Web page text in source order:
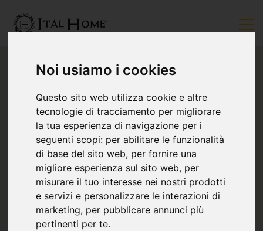
Noi usiamo i cookies
Questo sito web utilizza cookie e altre
tecnologie di tracciamento per migliorare
la tua esperienza di navigazione per i
seguenti scopi: per abilitare le funzionalità
di base del sito web, per fornire una
migliore esperienza sul sito web, per
misurare il tuo interesse nei nostri prodotti
e servizi e personalizzare le interazioni di
marketing, per pubblicare annunci più
pertinenti per te.